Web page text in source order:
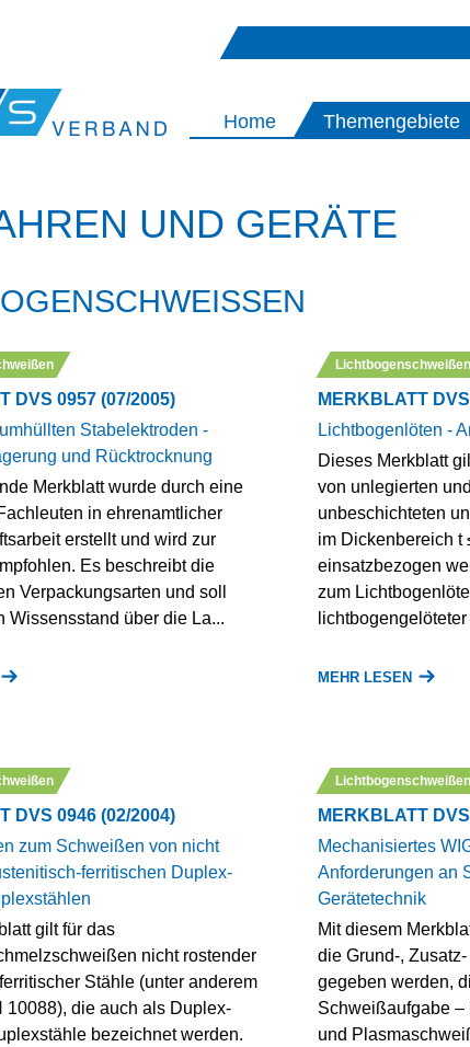
Home Themengebiete
UND GERÄTE
DVS 0957 (07/2005)
Stabelektroden -
und Rücktrocknung
Merkblatt wurde durch eine
in ehrenamtlicher
erstellt und wird zur
Es beschreibt die
Verpackungsarten und soll
Wissensstand über die La...
Lichtbogenschweißen
MERKBLATT
Lichtbogenlöten -
Dieses Merkblatt
von unlegierten
unbeschichteten
im Dickenbereich t
einsatzbezogen
zum
MEHR LESEN
DVS 0946 (02/2004)
zum Schweißen von nicht
ferritischen Duplex-
gilt für das
nicht rostender
Stähle (unter anderem
10088), die auch als Duplex-
bezeichnet werden.
Lichtbogenschweißen
MERKBLATT
Mechanisiertes
Anforderungen an
Gerätetechnik
Mit diesem
die Grund-,
gegeben werden,
Schweißaufgabe –
und